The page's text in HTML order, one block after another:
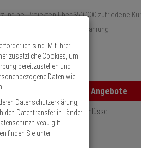
Über 350.000 zufriedene
Über 15 Jahre Erfahrung
Schneller Versand
Angebote
S3 Doppelzylinder 30/45 6 Schlüssel
sind. Mit Ihrer
zusätzliche Cookies, um
bereitzustellen und
Daten wie
Datenschutzerklärung,
den Datentransfer in Länder
gilt.
finden Sie unter